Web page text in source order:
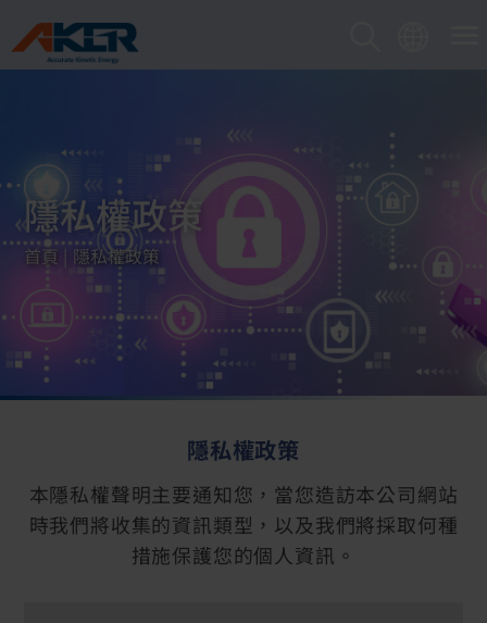
隱私權政策
首頁 隱私權政策
隱私權政策
本隱私權聲明主要通知您，當您造訪本公司網站
時我們將收集的資訊類型，以及我們將採取何種
措施保護您的個人資訊。
Cookie管理面板